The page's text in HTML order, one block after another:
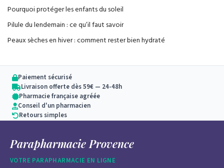
Pourquoi protéger les enfants du soleil
Pilule du lendemain : ce qu’il faut savoir
Peaux sèches en hiver : comment rester bien hydraté
Paiement sécurisé
Livraison offerte dès 59€ — 24-48h
Pharmacie française agréée
Conseil d'un pharmacien
Retours simples
Parapharmacie Provence
VOTRE PARAPHARMACIE EN LIGNE